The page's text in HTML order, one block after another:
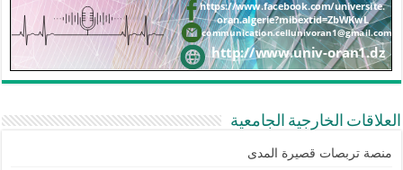
العلاقات الخارجية الجامعية
منصة تربصات قصيرة المدى